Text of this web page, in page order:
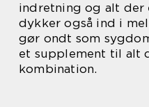
indretning og alt der
dykker også ind i
gør ondt som
et supplement til alt
kombination.